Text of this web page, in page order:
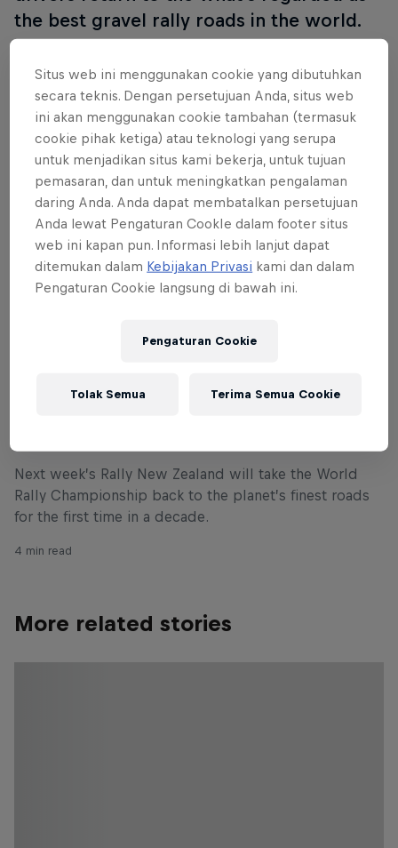
the best gravel rally roads in the world.
camber calls for WRC’s
Next week’s Rally New Zealand will take the World
Rally Championship back to the planet’s finest roads
for the first time in a decade.
4 min read
More related stories
Situs web ini menggunakan cookie yang dibutuhkan
secara teknis. Dengan persetujuan Anda, situs web
ini akan menggunakan cookie tambahan (termasuk
cookie pihak ketiga) atau teknologi yang serupa
untuk menjadikan situs kami bekerja, untuk tujuan
pemasaran, dan untuk meningkatkan pengalaman
daring Anda. Anda dapat membatalkan persetujuan
Anda lewat Pengaturan CookIe dalam footer situs
web ini kapan pun. Informasi lebih lanjut dapat
ditemukan dalam Kebijakan Privasi kami dan dalam
Pengaturan Cookie langsung di bawah ini.
Pengaturan Cookie
Tolak Semua Terima Semua Cookie